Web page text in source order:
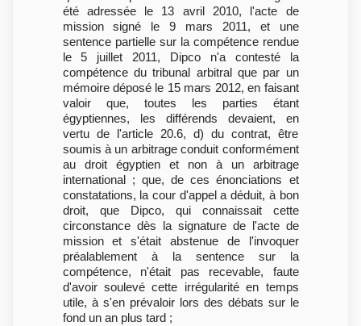
été adressée le 13 avril 2010, l'acte de
mission signé le 9 mars 2011, et une
sentence partielle sur la compétence rendue
le 5 juillet 2011, Dipco n'a contesté la
compétence du tribunal arbitral que par un
mémoire déposé le 15 mars 2012, en faisant
valoir que, toutes les parties étant
égyptiennes, les différends devaient, en
vertu de l'article 20.6, d) du contrat, être
soumis à un arbitrage conduit conformément
au droit égyptien et non à un arbitrage
international ; que, de ces énonciations et
constatations, la cour d'appel a déduit, à bon
droit, que Dipco, qui connaissait cette
circonstance dès la signature de l'acte de
mission et s'était abstenue de l'invoquer
préalablement à la sentence sur la
compétence, n'était pas recevable, faute
d'avoir soulevé cette irrégularité en temps
utile, à s'en prévaloir lors des débats sur le
fond un an plus tard ;